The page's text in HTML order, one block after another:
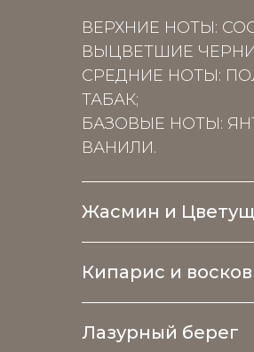
ВЕРХНИЕ НОТЫ:
ВЫЦВЕТШИЕ
СРЕДНИЕ НОТЫ:
ТАБАК;
БАЗОВЫЕ НОТЫ:
ВАНИЛИ.
Жасмин и
Кипарис и
Лазурный берег